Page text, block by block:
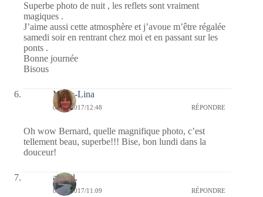
Superbe photo de nuit , les reflets sont vraiment
magiques .
J’aime aussi cette atmosphère et j’avoue m’être régalée
samedi soir en rentrant chez moi et en passant sur les
ponts .
Bonne journée
Bisous
Maria-Lina
04/12/2017/12:48 RÉPONDRE
Oh wow Bernard, quelle magnifique photo, c’est
tellement beau, superbe!!! Bise, bon lundi dans la
douceur!
alain l.
04/12/2017/11:09 RÉPONDRE